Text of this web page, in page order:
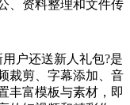
、资料整理和文件传
用户还送新人礼包?是
裁剪、字幕添加、音
丰富模板与素材，即